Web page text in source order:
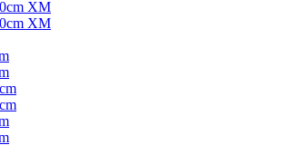
XM
XM